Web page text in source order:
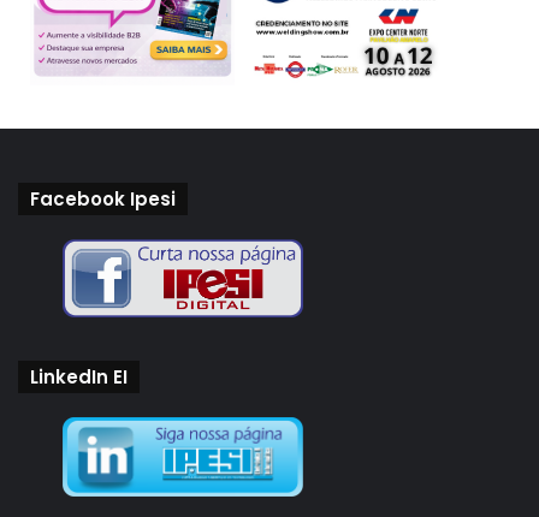
Facebook Ipesi
LinkedIn EI